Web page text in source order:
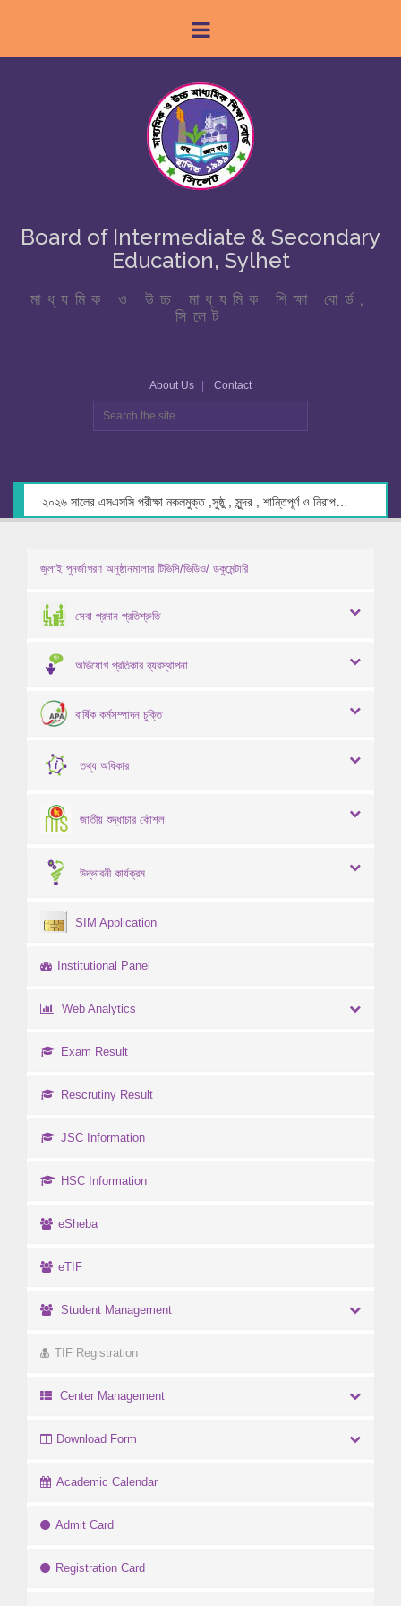
Board of Intermediate & Secondary
Education, Sylhet
মাধ্যমিক ও উচ্চ মাধ্যমিক শিক্ষা বোর্ড,
সিলেট
About Us Contact
জুলাই পুনর্জাগরণ অনুষ্ঠানমালার টিভিসি/ভিডিও/ ডকুমেন্টারি
সেবা প্রদান প্রতিশ্রুতি
অভিযোগ প্রতিকার ব্যবস্থাপনা
বার্ষিক কর্মসম্পাদন চুক্তি
তথ্য অধিকার
জাতীয় শুদ্ধাচার কৌশল
উদ্ভাবনী কার্যক্রম
SIM Application
Institutional Panel
Web Analytics
Exam Result
Rescrutiny Result
JSC Information
HSC Information
eSheba
eTIF
Student Management
TIF Registration
Center Management
Download Form
Academic Calendar
Admit Card
Registration Card